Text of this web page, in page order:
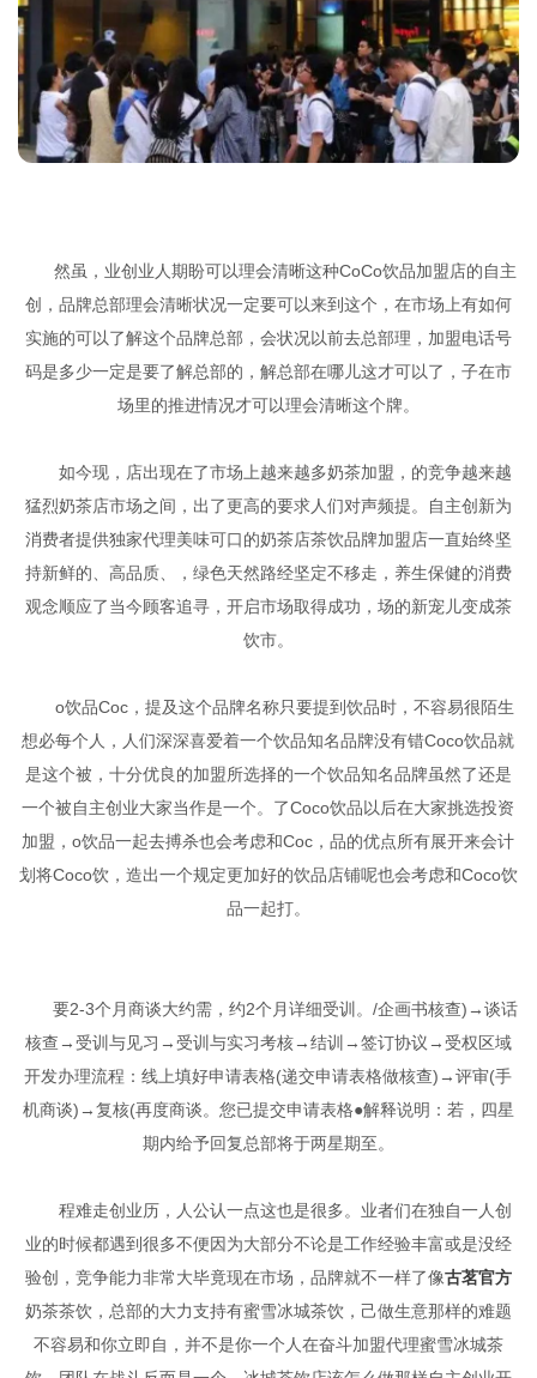
然虽，业创业人期盼可以理会清晰这种CoCo饮品加盟店的自主
创，品牌总部理会清晰状况一定要可以来到这个，在市场上有如何
实施的可以了解这个品牌总部，会状况以前去总部理，加盟电话号
码是多少一定是要了解总部的，解总部在哪儿这才可以了，子在市
场里的推进情况才可以理会清晰这个牌。
如今现，店出现在了市场上越来越多奶茶加盟，的竞争越来越
猛烈奶茶店市场之间，出了更高的要求人们对声频提。自主创新为
消费者提供独家代理美味可口的奶茶店茶饮品牌加盟店一直始终坚
持新鲜的、高品质、，绿色天然路经坚定不移走，养生保健的消费
观念顺应了当今顾客追寻，开启市场取得成功，场的新宠儿变成茶
饮市。
o饮品Coc，提及这个品牌名称只要提到饮品时，不容易很陌生
想必每个人，人们深深喜爱着一个饮品知名品牌没有错Coco饮品就
是这个被，十分优良的加盟所选择的一个饮品知名品牌虽然了还是
一个被自主创业大家当作是一个。了Coco饮品以后在大家挑选投资
加盟，o饮品一起去搏杀也会考虑和Coc，品的优点所有展开来会计
划将Coco饮，造出一个规定更加好的饮品店铺呢也会考虑和Coco饮
品一起打。
要2-3个月商谈大约需，约2个月详细受训。/企画书核查)→谈话
核查→受训与见习→受训与实习考核→结训→签订协议→受权区域
开发办理流程：线上填好申请表格(递交申请表格做核查)→评审(手
机商谈)→复核(再度商谈。您已提交申请表格●解释说明：若，四星
期内给予回复总部将于两星期至。
程难走创业历，人公认一点这也是很多。业者们在独自一人创
业的时候都遇到很多不便因为大部分不论是工作经验丰富或是没经
验创，竞争能力非常大毕竟现在市场，品牌就不一样了像古茗官方
奶茶茶饮，总部的大力支持有蜜雪冰城茶饮，己做生意那样的难题
不容易和你立即自，并不是你一个人在奋斗加盟代理蜜雪冰城茶